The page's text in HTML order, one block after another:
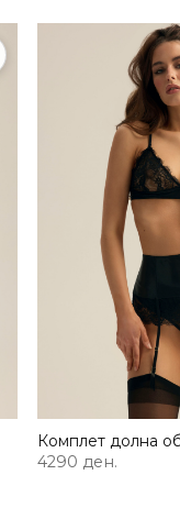
Комплет долна
4290 ден.